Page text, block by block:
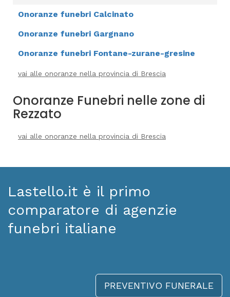
Onoranze funebri Calcinato
Onoranze funebri Gargnano
Onoranze funebri Fontane-zurane-gresine
vai alle onoranze nella provincia di Brescia
Onoranze Funebri nelle zone di
Rezzato
vai alle onoranze nella provincia di Brescia
Lastello.it è il primo
comparatore di agenzie
funebri italiane
PREVENTIVO FUNERALE